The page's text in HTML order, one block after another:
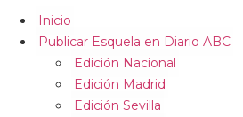
Inicio
Publicar Esquela en Diario ABC
Edición Nacional
Edición Madrid
Edición Sevilla